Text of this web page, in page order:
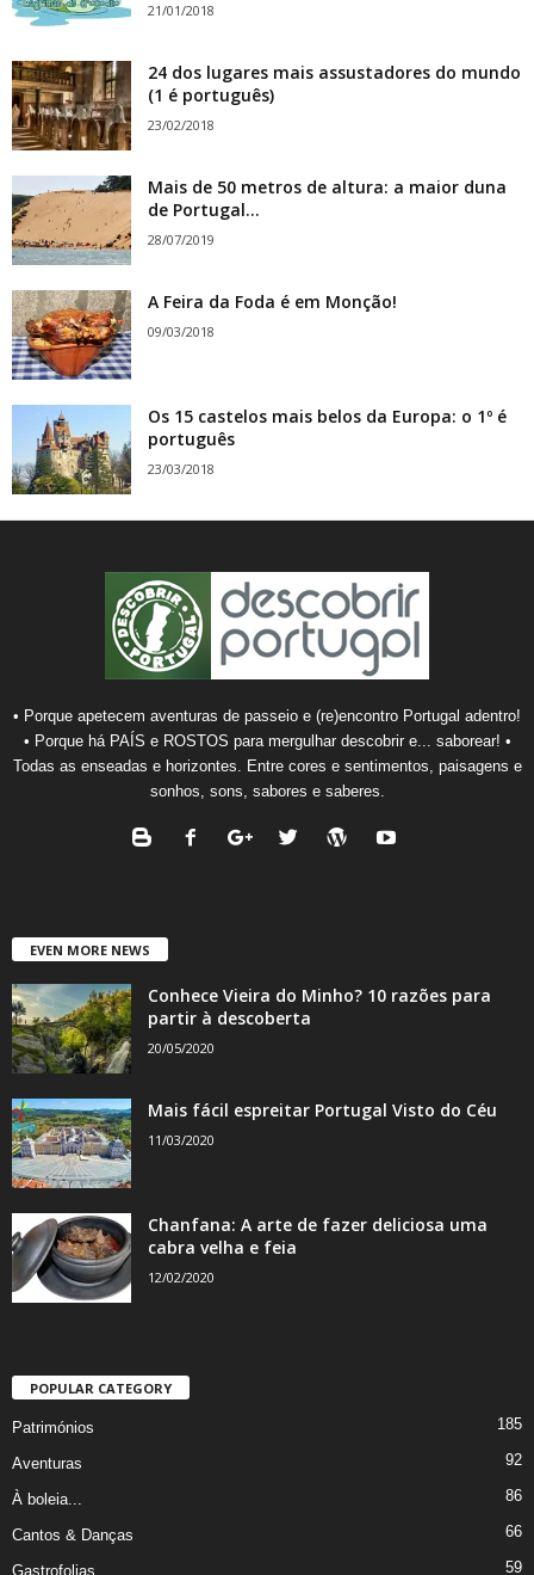
21/01/2018
24 dos lugares mais assustadores do mundo
(1 é português)
23/02/2018
Mais de 50 metros de altura: a maior duna
de Portugal...
28/07/2019
A Feira da Foda é em Monção!
09/03/2018
Os 15 castelos mais belos da Europa: o 1º é
português
23/03/2018
• Porque apetecem aventuras de passeio e (re)encontro Portugal adentro!
• Porque há PAÍS e ROSTOS para mergulhar descobrir e... saborear! •
Todas as enseadas e horizontes. Entre cores e sentimentos, paisagens e
sonhos, sons, sabores e saberes.
EVEN MORE NEWS
Conhece Vieira do Minho? 10 razões para
partir à descoberta
20/05/2020
Mais fácil espreitar Portugal Visto do Céu
11/03/2020
Chanfana: A arte de fazer deliciosa uma
cabra velha e feia
12/02/2020
POPULAR CATEGORY
Patrimónios 185
Aventuras 92
À boleia... 86
Cantos & Danças 66
Gastrofolias 59